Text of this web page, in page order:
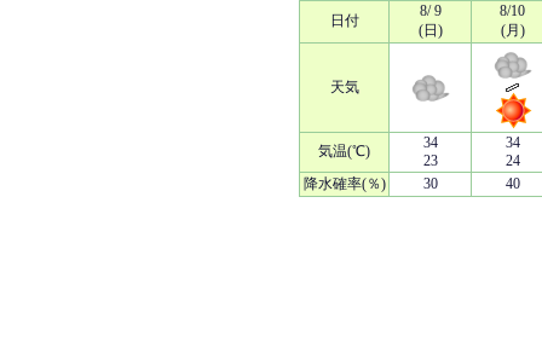
日付
8/ 9
(日)
8/10
(月)
天気
気温(℃)
34
23
34
24
降水確率(％)
30 40